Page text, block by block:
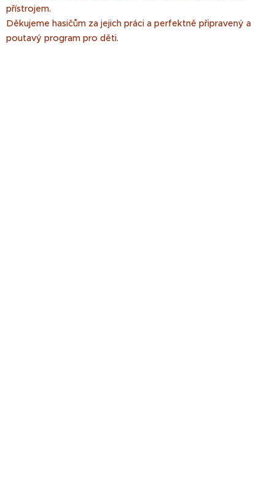
přístrojem.
Děkujeme hasičům za jejich práci a perfektně připravený a
poutavý program pro děti.